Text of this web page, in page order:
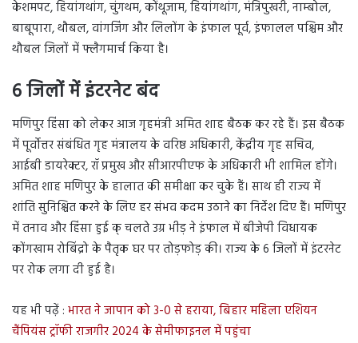
केशमपट, हियांगथांग, चुंगथम, कोंथूजाम, हियांगथांग, मंत्रिपुखरी, नाम्बोल,
बाबूपारा, थौबल, वांगजिंग और लिलोंग के इंफाल पूर्व, इंफालल पश्चिम और
थौबल जिलों में फ्लैगमार्च किया है।
6 जिलों में इंटरनेट बंद
मणिपुर हिंसा को लेकर आज गृहमंत्री अमित शाह बैठक कर रहे हैं। इस बैठक
में पूर्वोत्तर संबंधित गृह मंत्रालय के वरिष्ठ अधिकारी, केंद्रीय गृह सचिव,
आईबी डायरेक्टर, रॉ प्रमुख और सीआरपीएफ के अधिकारी भी शामिल होंगे।
अमित शाह मणिपुर के हालात की समीक्षा कर चुके हैं। साथ ही राज्य में
शांति सुनिश्चित करने के लिए हर संभव कदम उठाने का निर्देश दिए हैं। मणिपुर
में तनाव और हिंसा हुई क् चलते उग्र भीड़ ने इंफाल में बीजेपी विधायक
कोंगखाम रोबिंद्रो के पैतृक घर पर तोड़फोड़ की। राज्य के 6 जिलों में इंटरनेट
पर रोक लगा दी हुई है।
यह भी पढ़ें : भारत ने जापान को 3-0 से हराया, बिहार महिला एशियन
चैंपियंस ट्रॉफी राजगीर 2024 के सेमीफाइनल में पहुंचा